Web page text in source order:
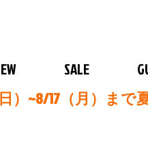
SALE
）~8/17（月）ま